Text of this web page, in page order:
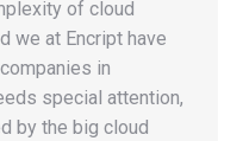
of cloud
we at Encript have
in
special attention,
by the big cloud